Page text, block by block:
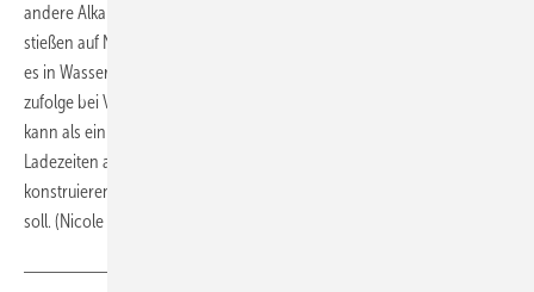
andere Alkali- und Erdalkalimetall-Ionen ersetzt werden. Die Schüler
stießen auf Nichtmetallsalze wie beispielsweise Ammoniumnitrat. Wird
es in Wasser gelöst, so bildet sich ein Elektrolyt, der den Forschern
zufolge bei Verwendung im Akku eine größere Strommenge speichern
kann als ein vergleichbarer lithiumhaltiger Akku und zudem kürzere
Ladezeiten aufweist. Nun wollen die Schüler einen Prototyp
konstruieren, der besser mit handelsüblichen Akkus vergleichbar sein
soll. (Nicole Weinhold)